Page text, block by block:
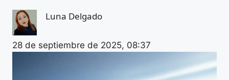
Luna Delgado
28 de septiembre de 2025, 08:37